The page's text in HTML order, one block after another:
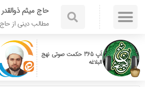
حاج میثم ذوالقدر
مطالب دینی از حاج
اَپ 365 حکمت صوتی نهج
البلاغه